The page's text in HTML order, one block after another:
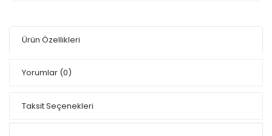
Ürün Özellikleri
Yorumlar (0)
Taksit Seçenekleri